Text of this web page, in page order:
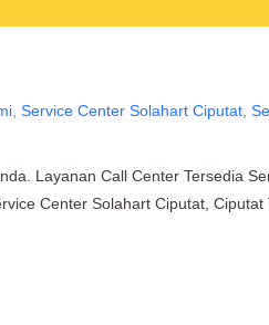
,Service Center Solahart Ciputat ,
Layanan Call Center Tersedia
Center Solahart Ciputat, Ciputat